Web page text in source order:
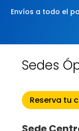
Envíos a todo el
Sedes
Reserva tu